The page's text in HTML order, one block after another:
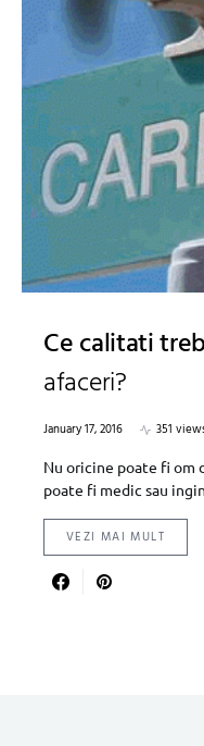
Ce calitati
afaceri?
January 17, 2016 351
Nu oricine poate fi om
poate fi medic sau
VEZI MAI MULT